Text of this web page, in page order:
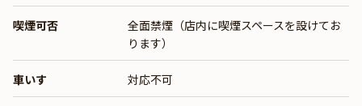
喫煙可否
全面禁煙（店内に喫煙スペースを設けてお
ります）
車いす 対応不可